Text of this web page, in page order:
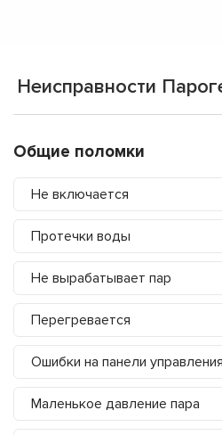
Неисправности
Общие поломки
Не включается
Протечки воды
Не вырабатывает пар
Перегревается
Ошибки на панели управления
Маленькое давление пара